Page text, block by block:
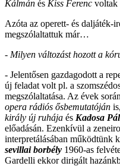
Kálmán és Kiss Ferenc voltak
Azóta az operett- és daljáték-
megszólaltattuk már…
- Milyen változást hozott a
- Jelentősen gazdagodott a
új feladat volt pl. a
megszólaltatása. Az évek
opera rádiós ősbemutatóján
király új ruhája és Kadosa Pál
előadásán. Ezenkívül a
interpretálásában működtünk
sevillai borbély 1960-as
Gardelli ekkor dirigált